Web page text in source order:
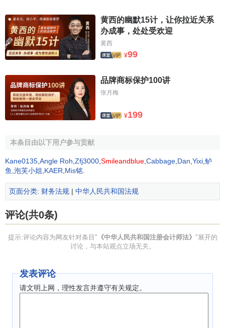
（五）国务院财政部门规定的其他不予注册的情形。
第十一条 注册会计师协会应当将准予注册的人员名单报
的注册不符合本法规定的，应当通知有关的注册会计师协会
撤销注册。注册会计师协会依照本法第十条的规定不予注册
的，应当自决定之日起15日之内书面通知申请人。申请人有
异议的，可以自收到通知之日起15日内向国务院财政部门或
第十二条 准予注册的申请人，由注册会计师协会发给国
务院财政部门统一制定的注册会计师证书。
条第一款规定的情形外，注册后有下列情形之一的，由准予
（一）完全丧失民事行为能力的；
（二）受刑事处罚的；
（三）因在财务、会计、审计、
管理工作中犯有严重错误受行政处罚、撤职以上处分的；
黄西的幽默15计，让你拉近关系
办成事，处处受欢迎
黄西
¥99
品牌商标保护100讲
张月梅
¥199
本条目由以下用户参与贡献
Kane0135 Angle Roh Zfj3000 Smileandblue Cabbage Dan Yixi 鲈
鱼 泡芙小姐 KAER Mis铭
页面分类: 财务法规 | 中华人民共和国法规
评论(共0条)
提示:评论内容为网友针对条目" 《中华人民共和国注册会计师法》 "展开的
讨论，与本站观点立场无关。
发表评论
请文明上网，理性发言并遵守有关规定。